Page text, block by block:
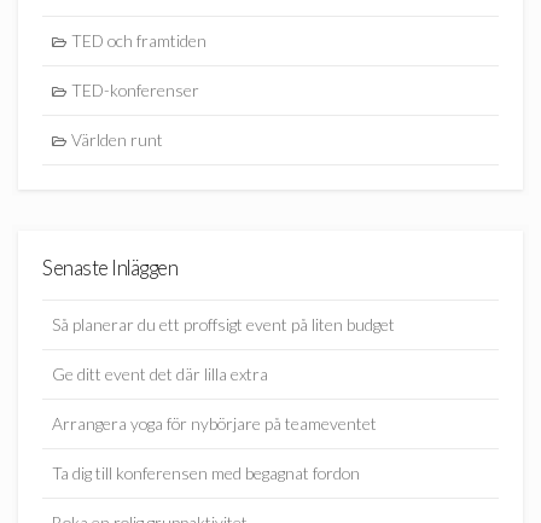
TED och framtiden
TED-konferenser
Världen runt
Senaste Inläggen
Så planerar du ett proffsigt event på liten budget
Ge ditt event det där lilla extra
Arrangera yoga för nybörjare på teameventet
Ta dig till konferensen med begagnat fordon